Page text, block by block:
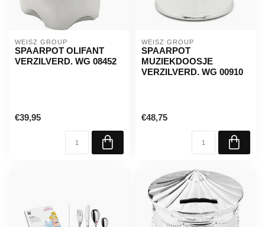
WEISZ GROUP
SPAARPOT OLIFANT
VERZILVERD. WG 08452
€39,95
WEISZ GROUP
SPAARPOT
MUZIEKDOOSJE
VERZILVERD. WG 00910
€48,75